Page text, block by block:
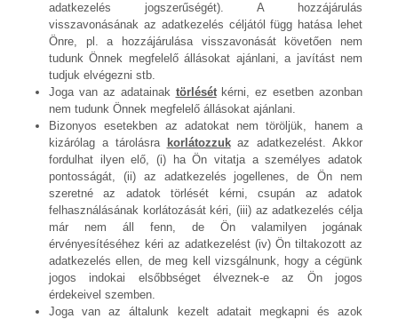
adatkezelés jogszerűségét). A hozzájárulás
visszavonásának az adatkezelés céljától függ hatása lehet
Önre, pl. a hozzájárulása visszavonását követően nem
tudunk Önnek megfelelő állásokat ajánlani, a javítást nem
tudjuk elvégezni stb.
Joga van az adatainak törlését kérni, ez esetben azonban
nem tudunk Önnek megfelelő állásokat ajánlani.
Bizonyos esetekben az adatokat nem töröljük, hanem a
kizárólag a tárolásra korlátozzukaz adatkezelést. Akkor
fordulhat ilyen elő, (i) ha Ön vitatja a személyes adatok
pontosságát, (ii) az adatkezelés jogellenes, de Ön nem
szeretné az adatok törlését kérni, csupán az adatok
felhasználásának korlátozását kéri, (iii) az adatkezelés célja
már nem áll fenn, de Ön valamilyen jogának
érvényesítéséhez kéri az adatkezelést (iv) Ön tiltakozott az
adatkezelés ellen, de meg kell vizsgálnunk, hogy a cégünk
jogos indokai elsőbbséget élveznek-e az Ön jogos
érdekeivel szemben.
Joga van az általunk kezelt adatait megkapni és azok